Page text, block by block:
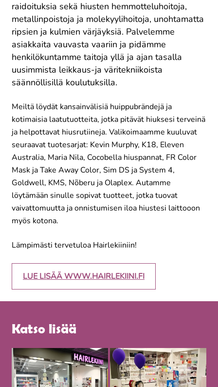
raidoituksia sekä hiusten hemmotteluhoitoja,
metallinpoistoja ja molekyylihoitoja, unohtamatta
ripsien ja kulmien värjäyksiä. Palvelemme
asiakkaita vauvasta vaariin ja pidämme
henkilökuntamme taitoja yllä ja ajan tasalla
uusimmista leikkaus-ja väritekniikoista
säännöllisillä koulutuksilla.
Meiltä löydät kansainvälisiä huippubrändejä ja
kotimaisia laatutuotteita, jotka pitävät hiuksesi terveinä
ja helpottavat hiusrutiineja. Valikoimaamme kuuluvat
seuraavat tuotesarjat: Kevin Murphy, K18, Eleven
Australia, Maria Nila, Cocobella hiuspannat, FR Color
Mask ja Take Away Color, Sim DS ja System 4,
Goldwell, KMS, Nõberu ja Olaplex. Autamme
löytämään sinulle sopivat tuotteet, jotka tuovat
vaivattomuutta ja onnistumisen iloa hiustesi laittooon
myös kotona.
Lämpimästi tervetuloa Hairlekiiniin!
LUE LISÄÄ WWW.HAIRLEKIINI.FI
Katso lisää